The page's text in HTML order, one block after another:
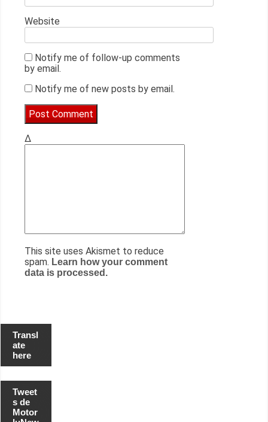
Website
Notify me of follow-up comments
by email.
Notify me of new posts by email.
Δ
This site uses Akismet to reduce
spam. Learn how your comment
data is processed.
Transl
ate
here
Tweet
s de
Motor